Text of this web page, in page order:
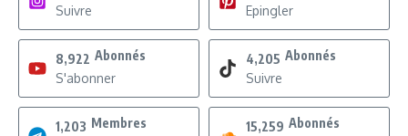
Suivre
Epingler
8,922 Abonnés
S'abonner
4,205 Abonnés
Suivre
1,203 Membres
15,259 Abonnés